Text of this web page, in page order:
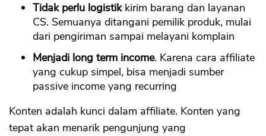
Tidak perlu logistikkirim barang dan layanan
CS. Semuanya ditangani pemilik produk, mulai
dari pengiriman sampai melayani komplain
Menjadi long term income. Karena cara affiliate
yang cukup simpel, bisa menjadi sumber
passive income yang recurring
Konten adalah kunci dalam affiliate. Konten yang
tepat akan menarik pengunjung yang